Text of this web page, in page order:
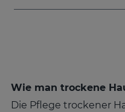
Wie man trockene
Die Pflege trockener